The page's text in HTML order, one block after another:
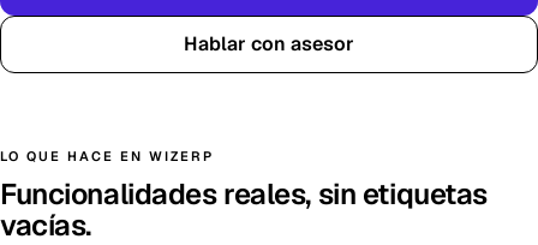
Hablar con asesor
LO QUE HACE EN WIZERP
Funcionalidades reales, sin etiquetas
vacías.